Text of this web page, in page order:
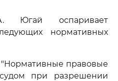
Югай оспаривает
нормативных
"Нормативные правовые
при разрешении